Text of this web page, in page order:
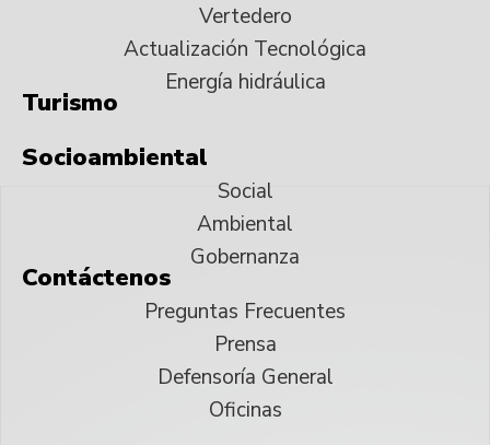
Vertedero
Actualización Tecnológica
Energía hidráulica
Turismo
Socioambiental
Social
Ambiental
Gobernanza
Contáctenos
Preguntas Frecuentes
Prensa
Defensoría General
Oficinas